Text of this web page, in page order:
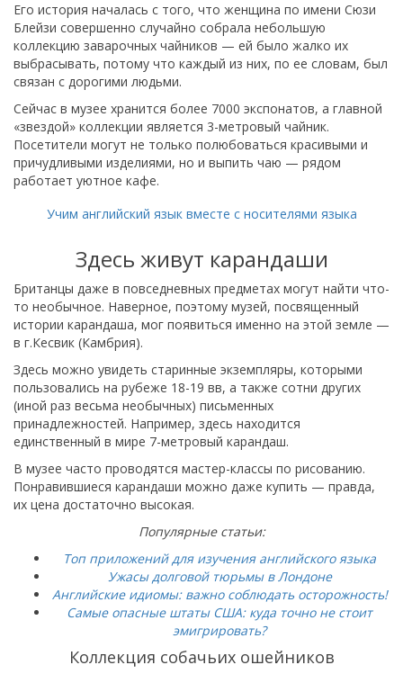
Его история началась с того, что женщина по имени Сюзи
Блейзи совершенно случайно собрала небольшую
коллекцию заварочных чайников — ей было жалко их
выбрасывать, потому что каждый из них, по ее словам, был
связан с дорогими людьми.
Сейчас в музее хранится более 7000 экспонатов, а главной
«звездой» коллекции является 3-метровый чайник.
Посетители могут не только полюбоваться красивыми и
причудливыми изделиями, но и выпить чаю — рядом
работает уютное кафе.
Учим английский язык вместе с носителями языка
Здесь живут карандаши
Британцы даже в повседневных предметах могут найти что-
то необычное. Наверное, поэтому музей, посвященный
истории карандаша, мог появиться именно на этой земле —
в г.Кесвик (Камбрия).
Здесь можно увидеть старинные экземпляры, которыми
пользовались на рубеже 18-19 вв, а также сотни других
(иной раз весьма необычных) письменных
принадлежностей. Например, здесь находится
единственный в мире 7-метровый карандаш.
В музее часто проводятся мастер-классы по рисованию.
Понравившиеся карандаши можно даже купить — правда,
их цена достаточно высокая.
Популярные статьи:
Топ приложений для изучения английского языка
Ужасы долговой тюрьмы в Лондоне
Английские идиомы: важно соблюдать осторожность!
Самые опасные штаты США: куда точно не стоит
эмигрировать?
Коллекция собачьих ошейников